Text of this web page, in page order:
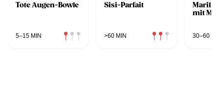
Tote Augen-Bowle
5–15 MIN
Sisi-Parfait
>60 MIN
mit
30–60